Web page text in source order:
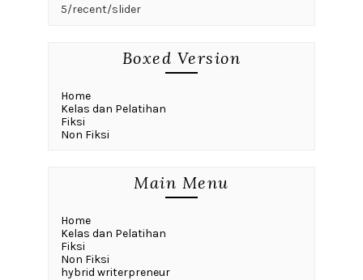
5/recent/slider
Boxed Version
Home
Kelas dan Pelatihan
Fiksi
Non Fiksi
Main Menu
Home
Kelas dan Pelatihan
Fiksi
Non Fiksi
hybrid writerpreneur